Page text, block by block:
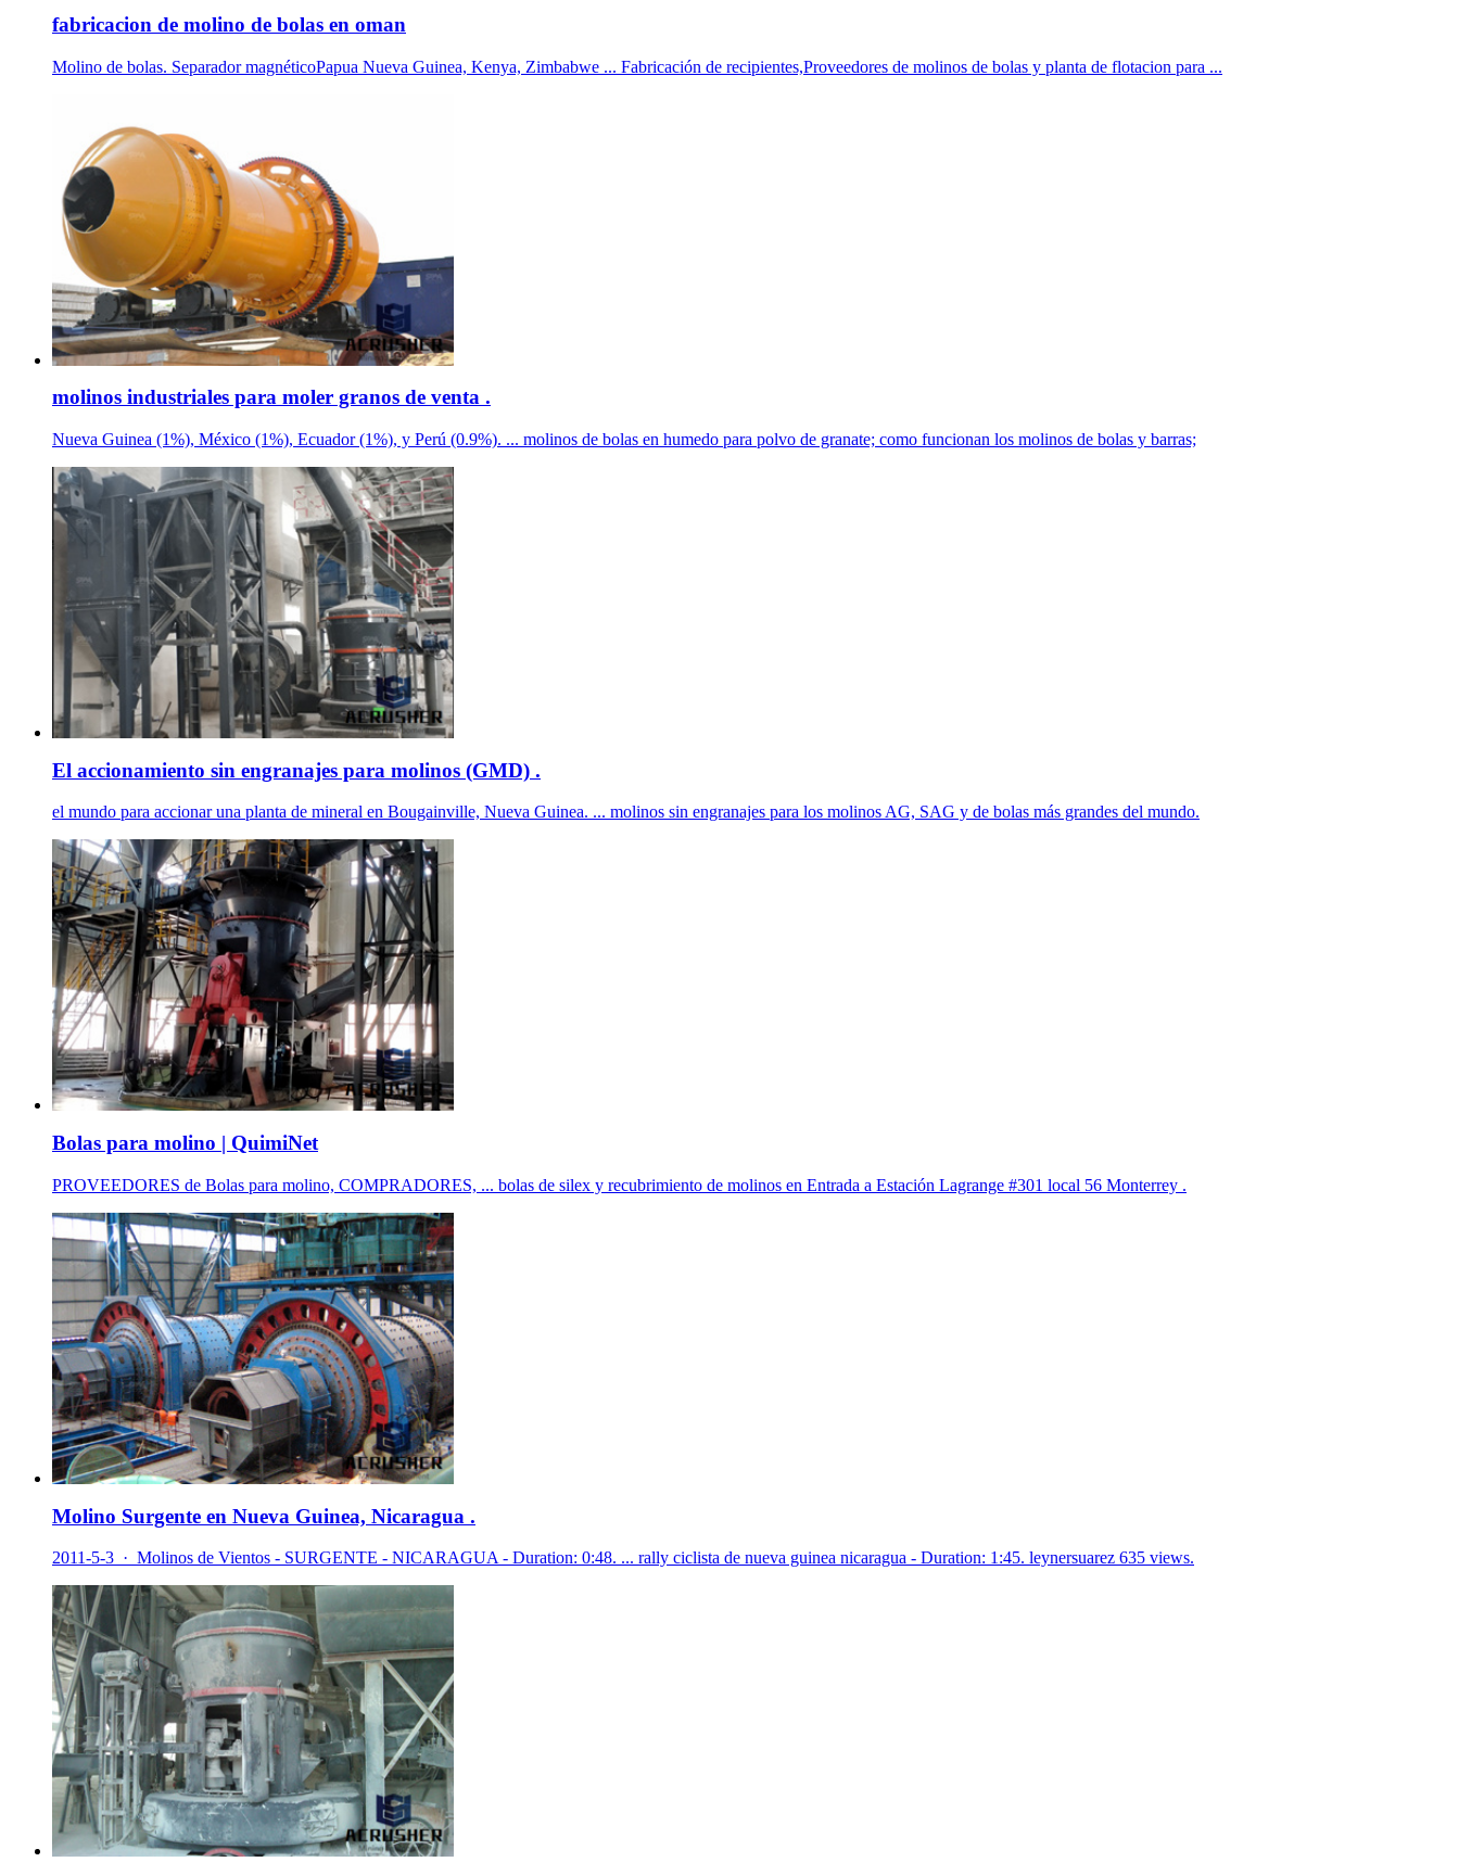
fabricacion de molino de bolas en oman
Molino de bolas. Separador magnéticoPapua Nueva Guinea, Kenya, Zimbabwe ... Fabricación de recipientes,Proveedores de molinos de bolas y planta de flotacion para ...
molinos industriales para moler granos de venta .
Nueva Guinea (1%), México (1%), Ecuador (1%), y Perú (0.9%). ... molinos de bolas en humedo para polvo de granate; como funcionan los molinos de bolas y barras;
El accionamiento sin engranajes para molinos (GMD) .
el mundo para accionar una planta de mineral en Bougainville, Nueva Guinea. ... molinos sin engranajes para los molinos AG, SAG y de bolas más grandes del mundo.
Bolas para molino | QuimiNet
PROVEEDORES de Bolas para molino, COMPRADORES, ... bolas de silex y recubrimiento de molinos en Entrada a Estación Lagrange #301 local 56 Monterrey .
Molino Surgente en Nueva Guinea, Nicaragua .
2011-5-3 · Molinos de Vientos - SURGENTE - NICARAGUA - Duration: 0:48. ... rally ciclista de nueva guinea nicaragua - Duration: 1:45. leynersuarez 635 views.